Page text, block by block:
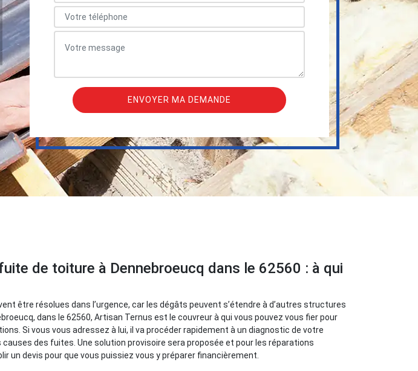
de toiture à Dennebroeucq dans le 62560 : à qui
être résolues dans l’urgence, car les dégâts peuvent s’étendre à d’autres structures
dans le 62560, Artisan Ternus est le couvreur à qui vous pouvez vous fier pour
Si vous vous adressez à lui, il va procéder rapidement à un diagnostic de votre
des fuites. Une solution provisoire sera proposée et pour les réparations
un devis pour que vous puissiez vous y préparer financièrement.